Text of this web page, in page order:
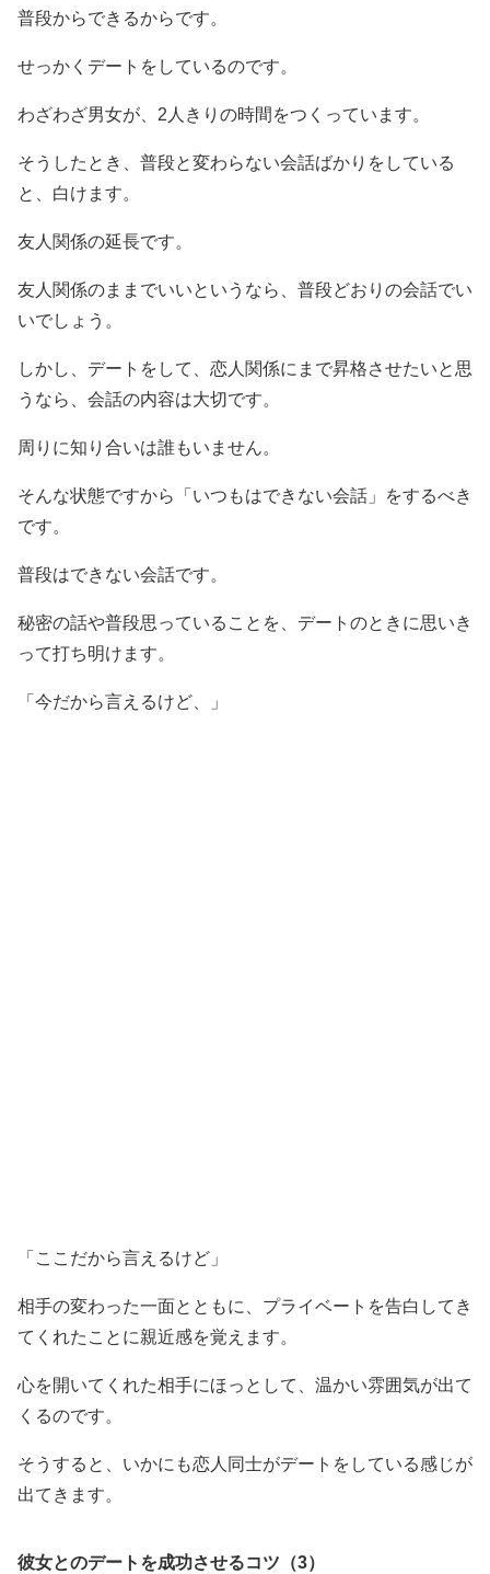
普段からできるからです。
せっかくデートをしているのです。
わざわざ男女が、2人きりの時間をつくっています。
そうしたとき、普段と変わらない会話ばかりをしている
と、白けます。
友人関係の延長です。
友人関係のままでいいというなら、普段どおりの会話でい
いでしょう。
しかし、デートをして、恋人関係にまで昇格させたいと思
うなら、会話の内容は大切です。
周りに知り合いは誰もいません。
そんな状態ですから「いつもはできない会話」をするべき
です。
普段はできない会話です。
秘密の話や普段思っていることを、デートのときに思いき
って打ち明けます。
「今だから言えるけど、」
「ここだから言えるけど」
相手の変わった一面とともに、プライベートを告白してき
てくれたことに親近感を覚えます。
心を開いてくれた相手にほっとして、温かい雰囲気が出て
くるのです。
そうすると、いかにも恋人同士がデートをしている感じが
出てきます。
彼女とのデートを成功させるコツ（3）